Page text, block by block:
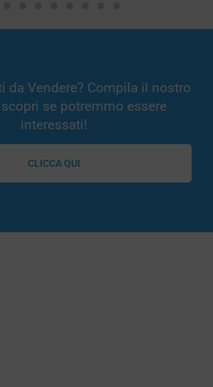
da Vendere? Compila il nostro
se potremmo essere
interessati!
CLICCA QUI